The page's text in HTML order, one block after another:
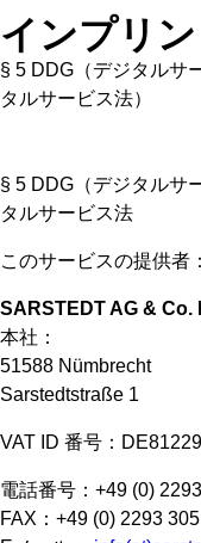
インプリン
§ 5 DDG（デジタルサ
タルサービス法）
§ 5 DDG（デジタルサ
タルサービス法
このサービスの提供者：
SARSTEDT AG & Co.
本社：
51588 Nümbrecht
Sarstedtstraße 1
VAT ID 番号：
電話番号：+49 (0)
FAX：+49 (0) 2293